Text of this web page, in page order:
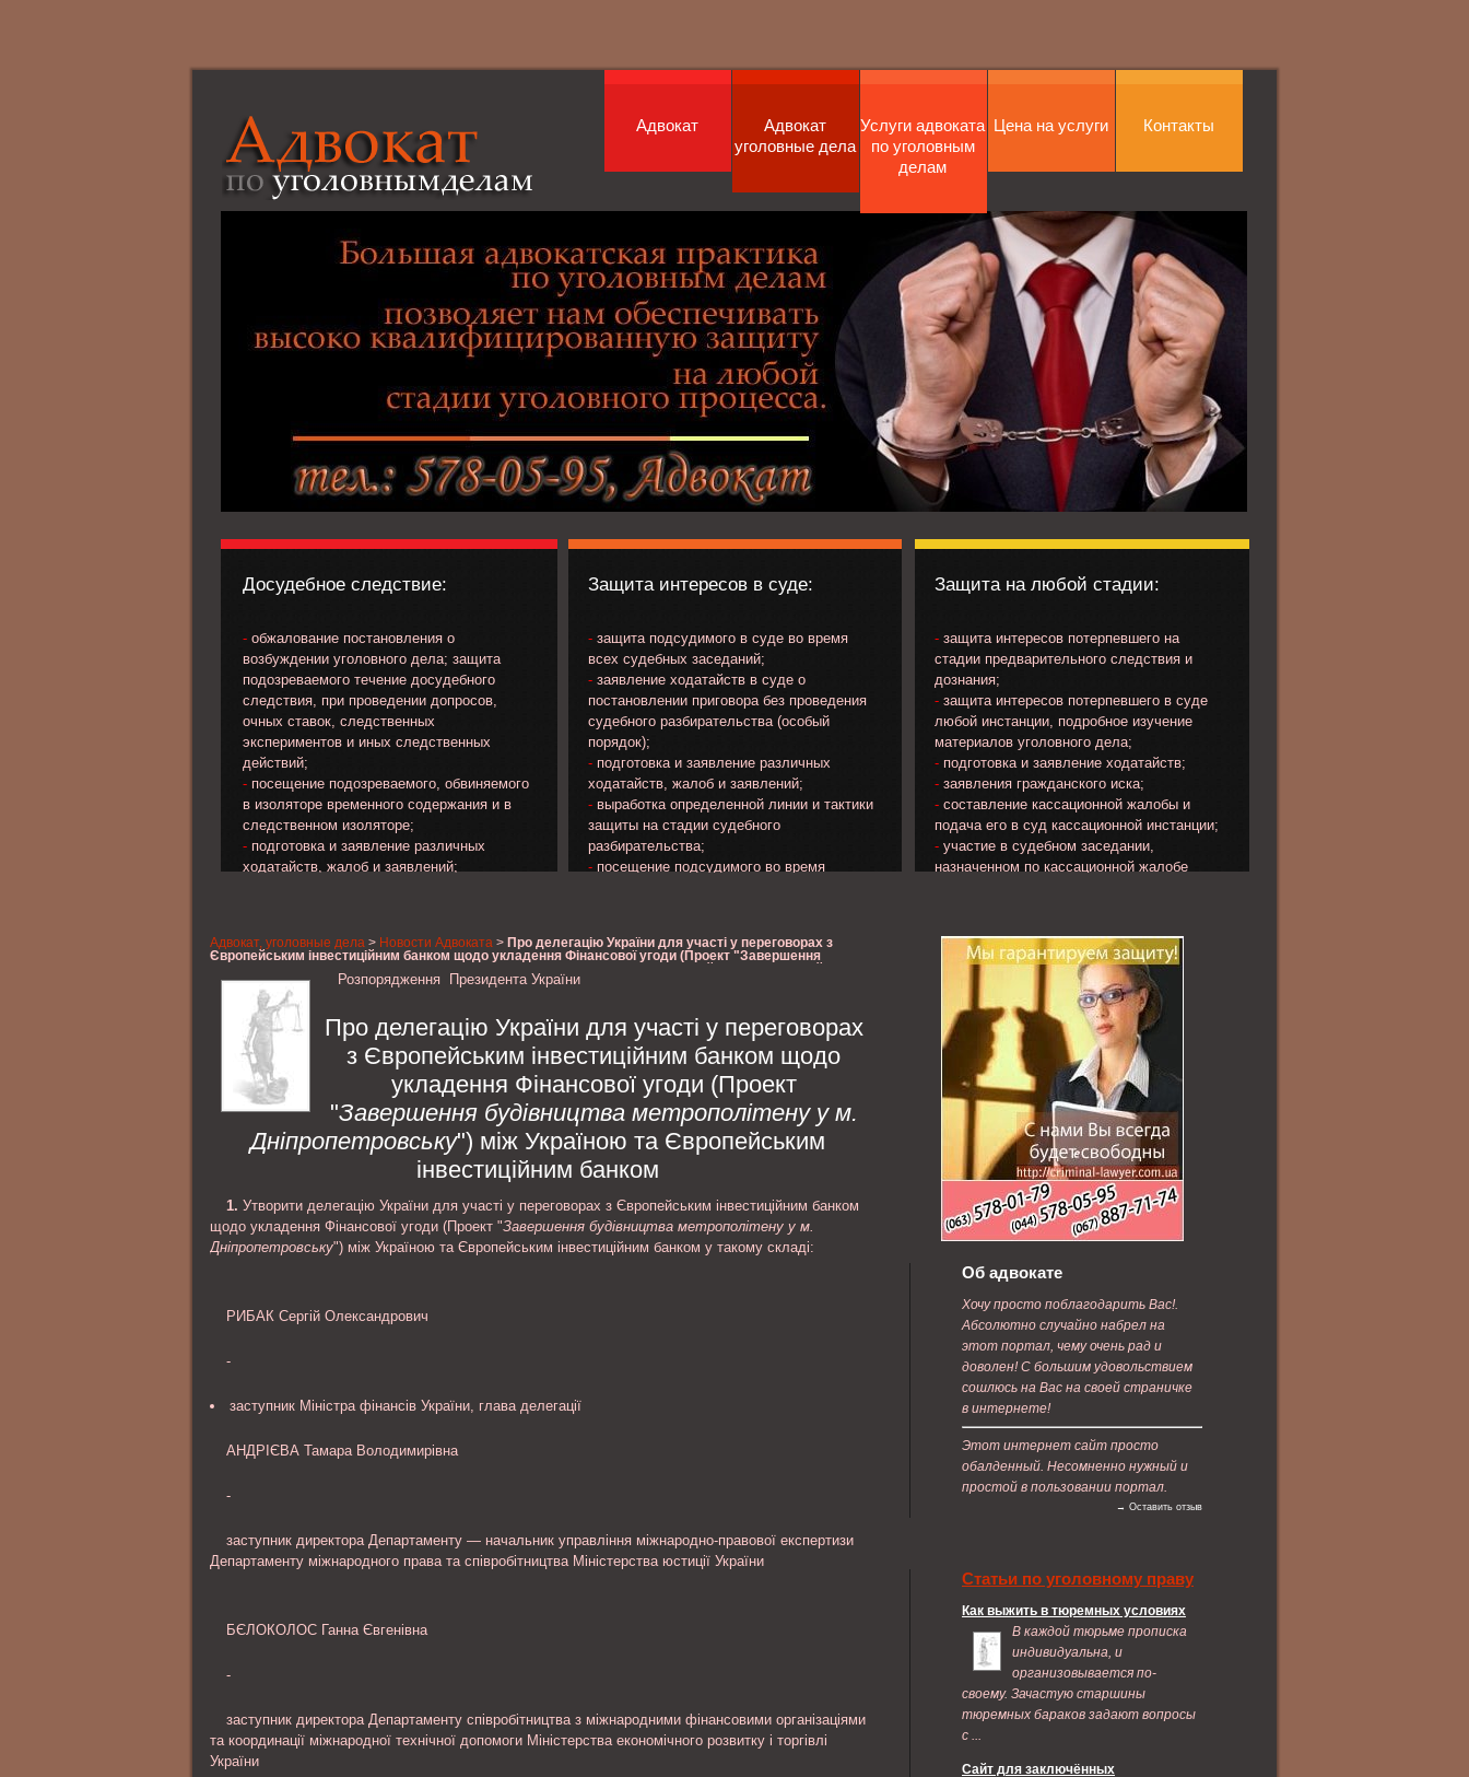
Адвокат
Адвокат
уголовные дела
Услуги адвоката
по уголовным
делам
Цена на услуги Контакты
Досудебное следствие:
- обжалование постановления о
возбуждении уголовного дела; защита
подозреваемого течение досудебного
следствия, при проведении допросов,
очных ставок, следственных
экспериментов и иных следственных
действий;
- посещение подозреваемого, обвиняемого
в изоляторе временного содержания и в
следственном изоляторе;
- подготовка и заявление различных
ходатайств, жалоб и заявлений;
стадии предварительного следствия;
сбор материала, характеризующего
личность обвиняемого; ознакомление с
материалами уголовного дела и др..
Защита интересов в суде:
-защита подсудимого в суде во время
всех судебных заседаний;
-заявление ходатайств в суде о
постановлении приговора без проведения
судебного разбирательства (особый
порядок);
-подготовка и заявление различных
ходатайств, жалоб и заявлений;
-выработка определенной линии и тактики
защиты на стадии судебного
разбирательства;
-посещение подсудимого во время
-ознакомление с протоколом судебного
Защита на любой стадии:
- защита интересов потерпевшего на
стадии предварительного следствия и
дознания;
- защита интересов потерпевшего в суде
любой инстанции, подробное изучение
материалов уголовного дела;
- подготовка и заявление ходатайств;
- заявления гражданского иска;
- составление кассационной жалобы и
подача его в суд кассационной инстанции;
- участие в судебном заседании,
назначенном по кассационной жалобе
Адвокат, уголовные дела > Новости Адвоката > Про делегацію України для участі у переговорах з
Європейським інвестиційним банком щодо укладення Фінансової угоди (Проект "Завершення
будівництва метрополітену у м. Дніпропетровську") між Україною та Європейським інвестиційним
банком, Президент УкраїниРозпорядження Президента України
Про делегацію України для участі у переговорах
з Європейським інвестиційним банком щодо
укладення Фінансової угоди (Проект
"Завершення будівництва метрополітену у м.
Дніпропетровську") між Україною та Європейським
інвестиційним банком
1. Утворити делегацію України для участі у переговорах з Європейським інвестиційним банком
щодо укладення Фінансової угоди (Проект "Завершення будівництва метрополітену у м.
Дніпропетровську") між Україною та Європейським інвестиційним банком у такому складі:
РИБАК Сергій Олександрович
-
заступник Міністра фінансів України, глава делегації
АНДРІЄВА Тамара Володимирівна
-
заступник директора Департаменту — начальник управління міжнародно-правової експертизи
Департаменту міжнародного права та співробітництва Міністерства юстиції України
БЄЛОКОЛОС Ганна Євгенівна
-
заступник директора Департаменту співробітництва з міжнародними фінансовими організаціями
та координації міжнародної технічної допомоги Міністерства економічного розвитку і торгівлі
України
Об адвокате
Хочу просто поблагодарить Вас!.
Абсолютно случайно набрел на
этот портал, чему очень рад и
доволен! С большим удовольствием
сошлюсь на Вас на своей страничке
в интернете!
Этот интернет сайт просто
обалденный. Несомненно нужный и
простой в пользовании портал.
→ Оставить отзыв
Статьи по уголовному праву
Как выжить в тюремных условиях
В каждой тюрьме прописка
индивидуальна, и
организовывается по-
своему. Зачастую старшины
тюремных бараков задают вопросы
с ...
Сайт для заключённых